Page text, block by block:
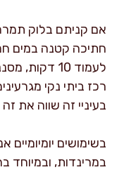
אם קניתם בלוק
חתיכה קטנה במים
לעמוד 10
רכז ביתי נקי
בעיניי זה שווה את
בשימושים יומיומיים
במרינדות,